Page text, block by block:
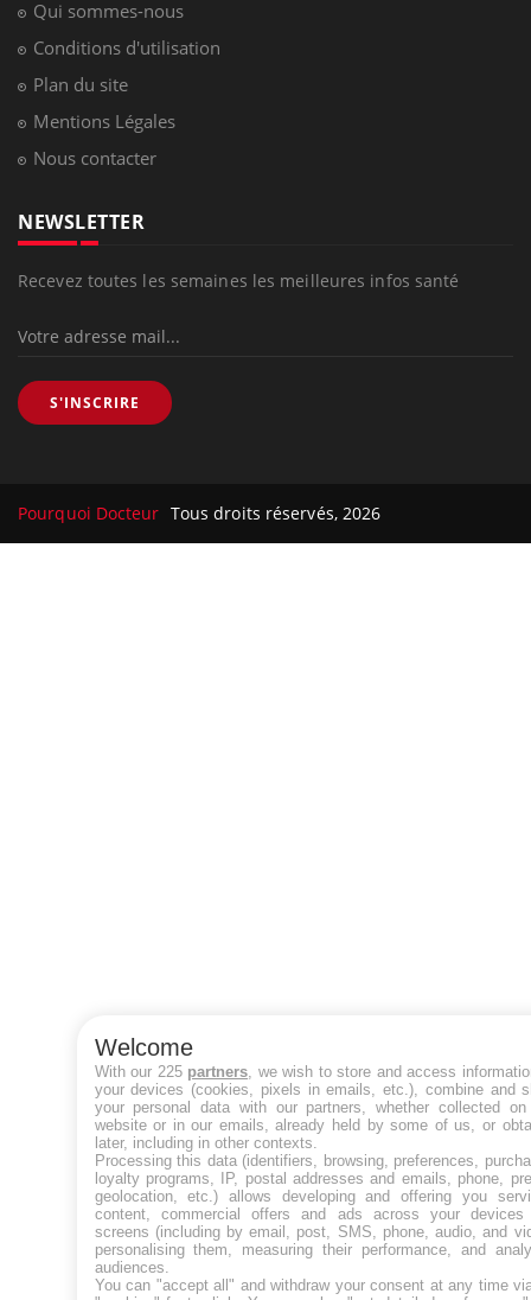
Qui sommes-nous
Conditions d'utilisation
Plan du site
Mentions Légales
Nous contacter
NEWSLETTER
Recevez toutes les semaines les meilleures infos santé
S'INSCRIRE
Pourquoi Docteur Tous droits réservés, 2026
Welcome
With our 225 partners , we wish to store and access
your devices (cookies, pixels in emails, etc.), combine and
your personal data with our partners, whether collected
website or in our emails, already held by some of us, or
later, including in other contexts.
Processing this data (identifiers, browsing, preferences,
loyalty programs, IP, postal addresses and emails, phone,
geolocation, etc.) allows developing and offering you
content, commercial offers and ads across your devices
screens (including by email, post, SMS, phone, audio, and
personalising them, measuring their performance, and
audiences.
You can "accept all" and withdraw your consent at any time